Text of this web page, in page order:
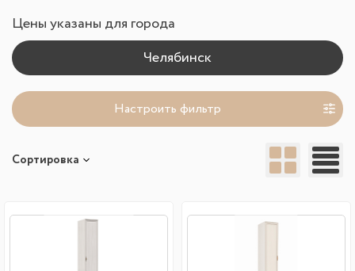
Цены указаны для города
Настроить фильтр
Сортировка